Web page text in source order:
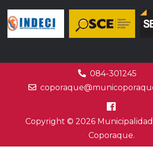
084-301245
Copyright © 2026
Coporaque.